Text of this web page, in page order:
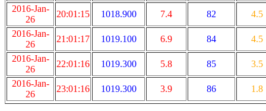
2016-Jan-
26
20:01:15 1018.900 7.4 82
4.5
2016-Jan-
26
21:01:17 1019.100 6.9 84
4.5
2016-Jan-
26
22:01:16 1019.300 5.8 85
3.5
2016-Jan-
26
23:01:16 1019.300 3.9 86 1.8